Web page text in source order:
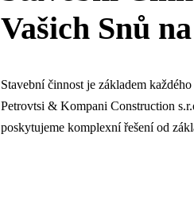
Vašich Snů
Stavební činnost je základem
Petrovtsi & Kompani Construction
poskytujeme komplexní řešení od